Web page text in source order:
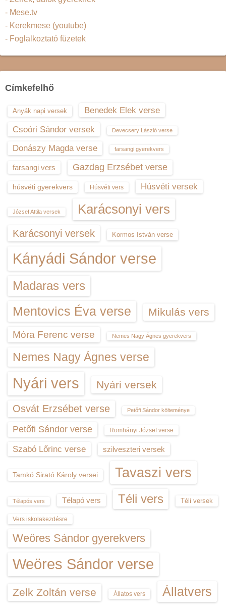
- Mese.tv
- Kerekmese (youtube)
- Foglalkoztató füzetek
Címkefelhő
Anyák napi versek
Benedek Elek verse
Csoóri Sándor versek
Devecsery László verse
Donászy Magda verse farsangi gyerekvers
farsangi vers Gazdag Erzsébet verse
húsvéti gyerekvers Húsvéti vers Húsvéti versek
József Attila versek Karácsonyi vers
Karácsonyi versek Kormos István verse
Kányádi Sándor verse
Madaras vers
Mentovics Éva verse Mikulás vers
Móra Ferenc verse Nemes Nagy Ágnes gyerekvers
Nemes Nagy Ágnes verse
Nyári vers Nyári versek
Osvát Erzsébet verse Petőfi Sándor költeménye
Petőfi Sándor verse Romhányi József verse
Szabó Lőrinc verse szilveszteri versek
Tamkó Sirató Károly versei Tavaszi vers
Télapós vers Télapó vers Téli vers Téli versek
Vers iskolakezdésre
Weöres Sándor gyerekvers
Weöres Sándor verse
Zelk Zoltán verse Állatos vers Állatvers